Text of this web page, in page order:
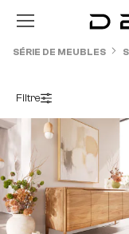
Passer au contenu
SÉRIE DE MEUBLES
Filtre